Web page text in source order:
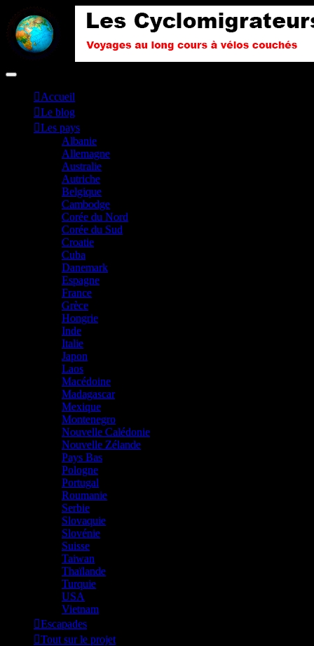
Accueil
Le blog
Les pays
Albanie
Allemagne
Australie
Autriche
Belgique
Cambodge
Corée du Nord
Corée du Sud
Croatie
Cuba
Danemark
Espagne
France
Grèce
Hongrie
Inde
Italie
Japon
Laos
Macédoine
Madagascar
Mexique
Montenegro
Nouvelle Calédonie
Nouvelle Zélande
Pays Bas
Pologne
Portugal
Roumanie
Serbie
Slovaquie
Slovénie
Suisse
Taiwan
Thaïlande
Turquie
USA
Vietnam
Escapades
Tout sur le projet